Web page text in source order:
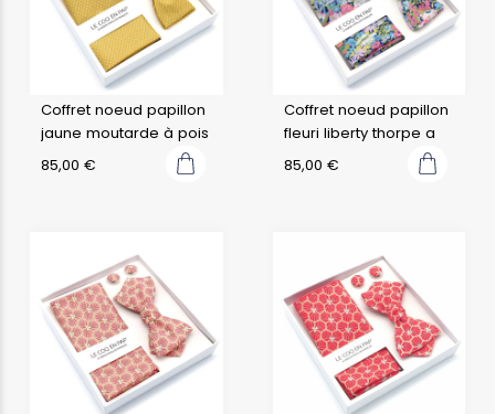
Coffret noeud papillon
jaune moutarde à pois
85,00 €
Coffret noeud papillon
fleuri liberty thorpe a
85,00 €